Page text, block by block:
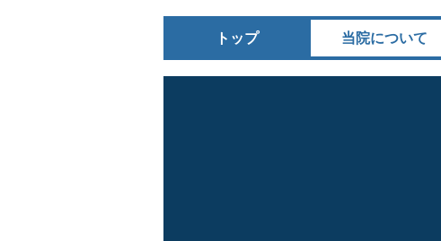
トップ 当院について